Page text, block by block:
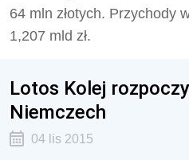
64 mln złotych. Przychody
1,207 mld zł.
Lotos Kolej
Niemczech
04 lis 2015